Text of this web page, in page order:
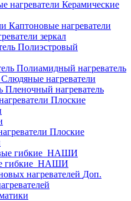
Керамические
Каптоновые нагреватели
зеркал
Полиэстровый
Полиамидный нагреватель
Слюдяные нагреватели
Пленочный нагреватель
Плоские
Плоские
гибкие_НАШИ
Доп.